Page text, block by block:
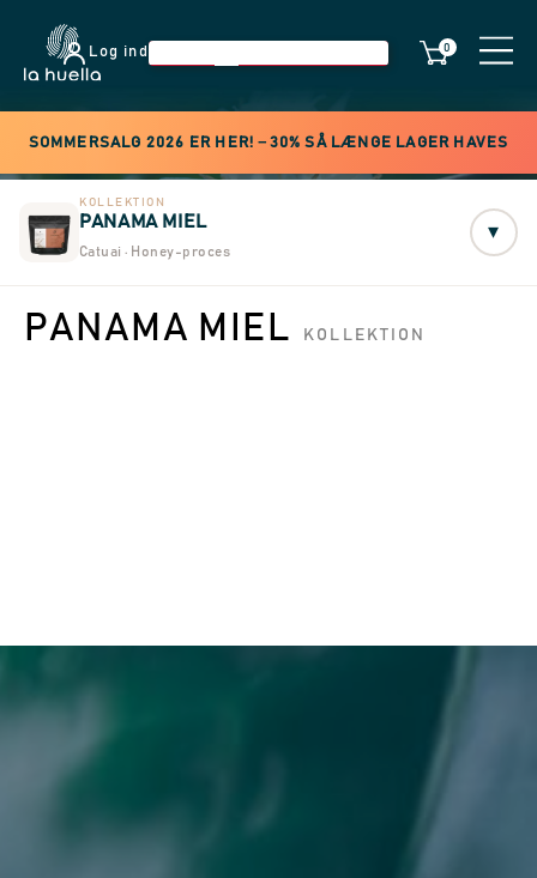
Log ind 0
SOMMERSALG 2026 ER HER! −30% SÅ LÆNGE LAGER HAVES
KOLLEKTION
PANAMA MIEL
Catuai · Honey-proces
▾
PANAMA MIEL KOLLEKTION